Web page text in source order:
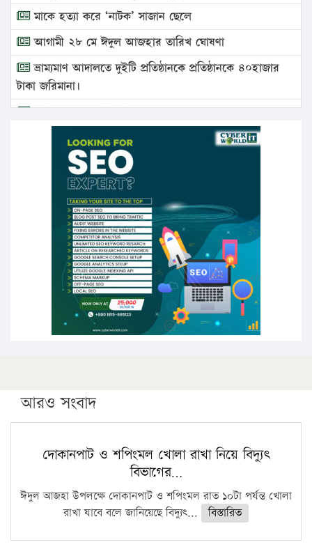
মাকে হত্যা করে ‘নাটক’ সাজান ছেলে
আগামী ২৮ মে ঈদুল আজহার তারিখ ঘোষণা
ভ্রাম্যমাণ আদালতে দুইটি প্রতিষ্ঠানকে প্রতিষ্ঠানকে ৪০হাজার
টাকা জরিমানা।
এবার লঞ্চের ভাড়া বাড়ল
১৭ থেকে ২১ শতাংশ বিদ্যুতের দাম বাড়ানোর প্রস্তাব পিডিবির
১৬ মে চাঁদপুর ও ২৫ মে ফেনী সফরে যাবেন প্রধানমন্ত্রী
উচ্চশিক্ষায় গৌরবময় অর্জন: পূর্ণ স্কলারশিপে যুক্তরাষ্ট্রে
পিএইচডি করছেন কুয়েটের কৃতি…
সারা দেশে বজ্রাঘাতে ১৪ জনের প্রাণহানি
কঠোর হচ্ছে এসএসসি ও এইচএসসি পরীক্ষা
ফরিদগঞ্জে আগুনে পুড়লো ৬ ব্যবসা প্রতিষ্ঠান
আরও সংবাদ
দোকানপাট ও শপিংমল খোলা রাখা নিয়ে বিদ্যুৎ
বিভাগের…
ঈদুল আজহা উপলক্ষে দোকানপাট ও শপিংমল রাত ১০টা পর্যন্ত খোলা
রাখা যাবে বলে জানিয়েছে বিদ্যুৎ...
বিস্তারিত